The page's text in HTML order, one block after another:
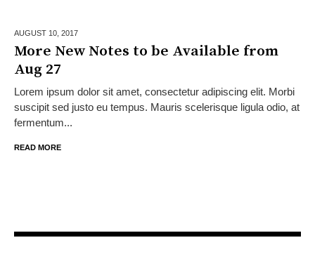
AUGUST 10, 2017
More New Notes to be Available from
Aug 27
Lorem ipsum dolor sit amet, consectetur adipiscing elit. Morbi
suscipit sed justo eu tempus. Mauris scelerisque ligula odio, at
fermentum...
READ MORE